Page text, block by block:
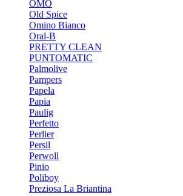
OMO
Old Spice
Omino Bianco
Oral-B
PRETTY CLEAN
PUNTOMATIC
Palmolive
Pampers
Papela
Papia
Paulig
Perfetto
Perlier
Persil
Perwoll
Pinio
Poliboy
Preziosa La Briantina